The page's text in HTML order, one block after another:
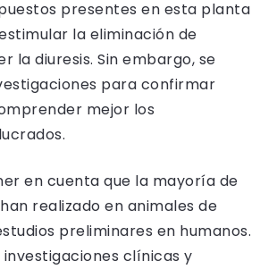
presentes en esta planta
la eliminación de
la diuresis. Sin embargo, se
para confirmar
mejor los
en cuenta que la mayoría de
realizado en animales de
preliminares en humanos.
clínicas y